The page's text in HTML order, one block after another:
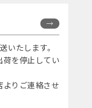
いたします。
を停止してい
りご連絡させ